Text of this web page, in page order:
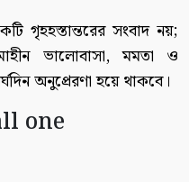
গৃহহস্তান্তরের সংবাদ নয়;
ভালোবাসা, মমতা ও
অনুপ্রেরণা হয়ে থাকবে।
one